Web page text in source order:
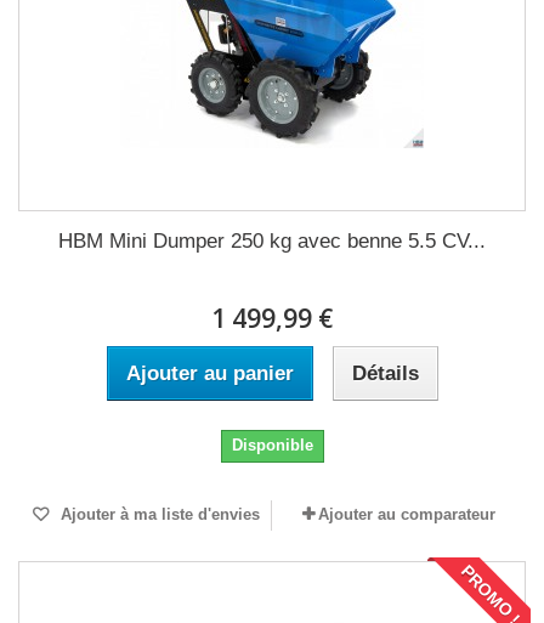
HBM Mini Dumper 250 kg avec benne 5.5 CV...
1 499,99 €
Ajouter au panier Détails
Disponible
Ajouter à ma liste d'envies Ajouter au comparateur
PROMO !